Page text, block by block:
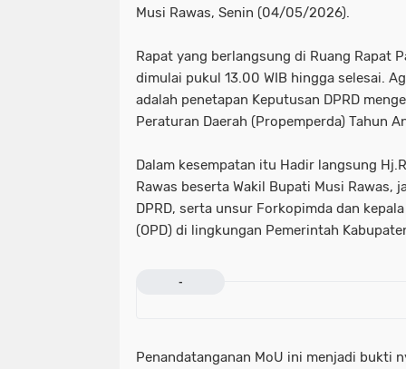
Musi Rawas, Senin (04/05/2026).
Rapat yang berlangsung di Ruang Rapat
dimulai pukul 13.00 WIB hingga selesai.
adalah penetapan Keputusan DPRD
Peraturan Daerah (Propemperda) Tahun
Dalam kesempatan itu Hadir langsung
Rawas beserta Wakil Bupati Musi Rawas,
DPRD, serta unsur Forkopimda dan
(OPD) di lingkungan Pemerintah
-
Penandatanganan MoU ini menjadi bukti